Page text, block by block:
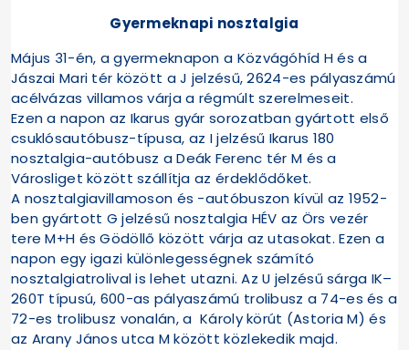
Gyermeknapi nosztalgia
Május 31-én, a gyermeknapon a Közvágóhíd H és a
Jászai Mari tér között a J jelzésű, 2624-es pályaszámú
acélvázas villamos várja a régmúlt szerelmeseit.
Ezen a napon az Ikarus gyár sorozatban gyártott első
csuklósautóbusz-típusa, az I jelzésű Ikarus 180
nosztalgia-autóbusz a Deák Ferenc tér M és a
Városliget között szállítja az érdeklődőket.
A nosztalgiavillamoson és -autóbuszon kívül az 1952-
ben gyártott G jelzésű nosztalgia HÉV az Örs vezér
tere M+H és Gödöllő között várja az utasokat. Ezen a
napon egy igazi különlegességnek számító
nosztalgiatrolival is lehet utazni. Az U jelzésű sárga IK–
260T típusú, 600-as pályaszámú trolibusz a 74-es és a
72-es trolibusz vonalán, a Károly körút (Astoria M) és
az Arany János utca M között közlekedik majd.